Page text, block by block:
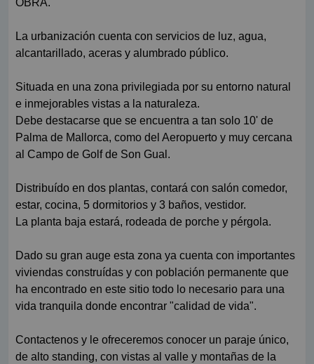
OBRA.
La urbanización cuenta con servicios de luz, agua,
alcantarillado, aceras y alumbrado público.
Situada en una zona privilegiada por su entorno natural
e inmejorables vistas a la naturaleza.
Debe destacarse que se encuentra a tan solo 10' de
Palma de Mallorca, como del Aeropuerto y muy cercana
al Campo de Golf de Son Gual.
Distribuído en dos plantas, contará con salón comedor,
estar, cocina, 5 dormitorios y 3 baños, vestidor.
La planta baja estará, rodeada de porche y pérgola.
Dado su gran auge esta zona ya cuenta con importantes
viviendas construídas y con población permanente que
ha encontrado en este sitio todo lo necesario para una
vida tranquila donde encontrar "calidad de vida".
Contactenos y le ofreceremos conocer un paraje único,
de alto standing, con vistas al valle y montañas de la